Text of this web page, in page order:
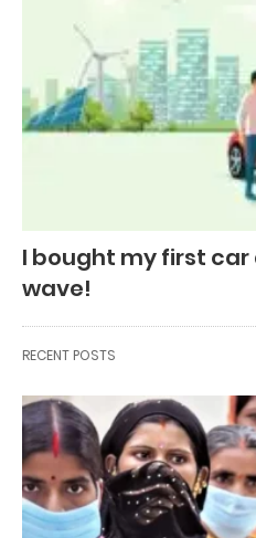
I bought my first car
wave!
RECENT POSTS